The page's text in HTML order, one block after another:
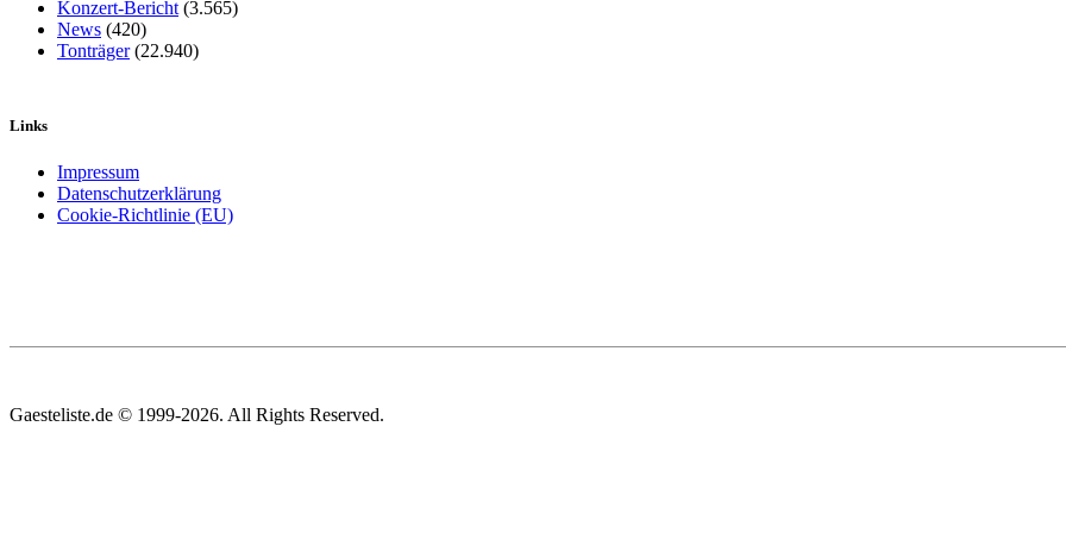
Konzert-Bericht (3.565)
News (420)
Tonträger(22.940)
Links
Impressum
Datenschutzerklärung
Cookie-Richtlinie (EU)
Gaesteliste.de © 1999-2026. All Rights Reserved.